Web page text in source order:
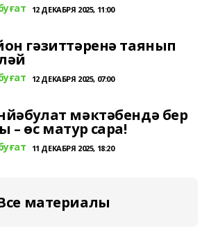
12 ДЕКАБРЯ 2025, 11:00
гәзиттәренә таянып
12 ДЕКАБРЯ 2025, 07:00
мәктәбендә бер
– өс матур сара!
11 ДЕКАБРЯ 2025, 18:20
материалы